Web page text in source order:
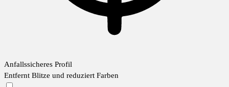
Anfallssicheres Profil
Entfernt Blitze und reduziert Farben